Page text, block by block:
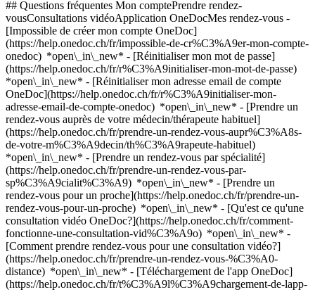
## Questions fréquentes Mon comptePrendre rendez-
vousConsultations vidéoApplication OneDocMes rendez-vous -
[Impossible de créer mon compte OneDoc]
(https://help.onedoc.ch/fr/impossible-de-cr%C3%A9er-mon-compte-
onedoc) *open\_in\_new* - [Réinitialiser mon mot de passe]
(https://help.onedoc.ch/fr/r%C3%A9initialiser-mon-mot-de-passe)
*open\_in\_new* - [Réinitialiser mon adresse email de compte
OneDoc](https://help.onedoc.ch/fr/r%C3%A9initialiser-mon-
adresse-email-de-compte-onedoc) *open\_in\_new* - [Prendre un
rendez-vous auprès de votre médecin/thérapeute habituel]
(https://help.onedoc.ch/fr/prendre-un-rendez-vous-aupr%C3%A8s-
de-votre-m%C3%A9decin/th%C3%A9rapeute-habituel)
*open\_in\_new* - [Prendre un rendez-vous par spécialité]
(https://help.onedoc.ch/fr/prendre-un-rendez-vous-par-
sp%C3%A9cialit%C3%A9) *open\_in\_new* - [Prendre un
rendez-vous pour un proche](https://help.onedoc.ch/fr/prendre-un-
rendez-vous-pour-un-proche) *open\_in\_new* - [Qu'est ce qu'une
consultation vidéo OneDoc?](https://help.onedoc.ch/fr/comment-
fonctionne-une-consultation-vid%C3%A9o) *open\_in\_new* -
[Comment prendre rendez-vous pour une consultation vidéo?]
(https://help.onedoc.ch/fr/prendre-un-rendez-vous-%C3%A0-
distance) *open\_in\_new* - [Téléchargement de l'app OneDoc]
(https://help.onedoc.ch/fr/t%C3%A9l%C3%A9chargement-de-lapp-